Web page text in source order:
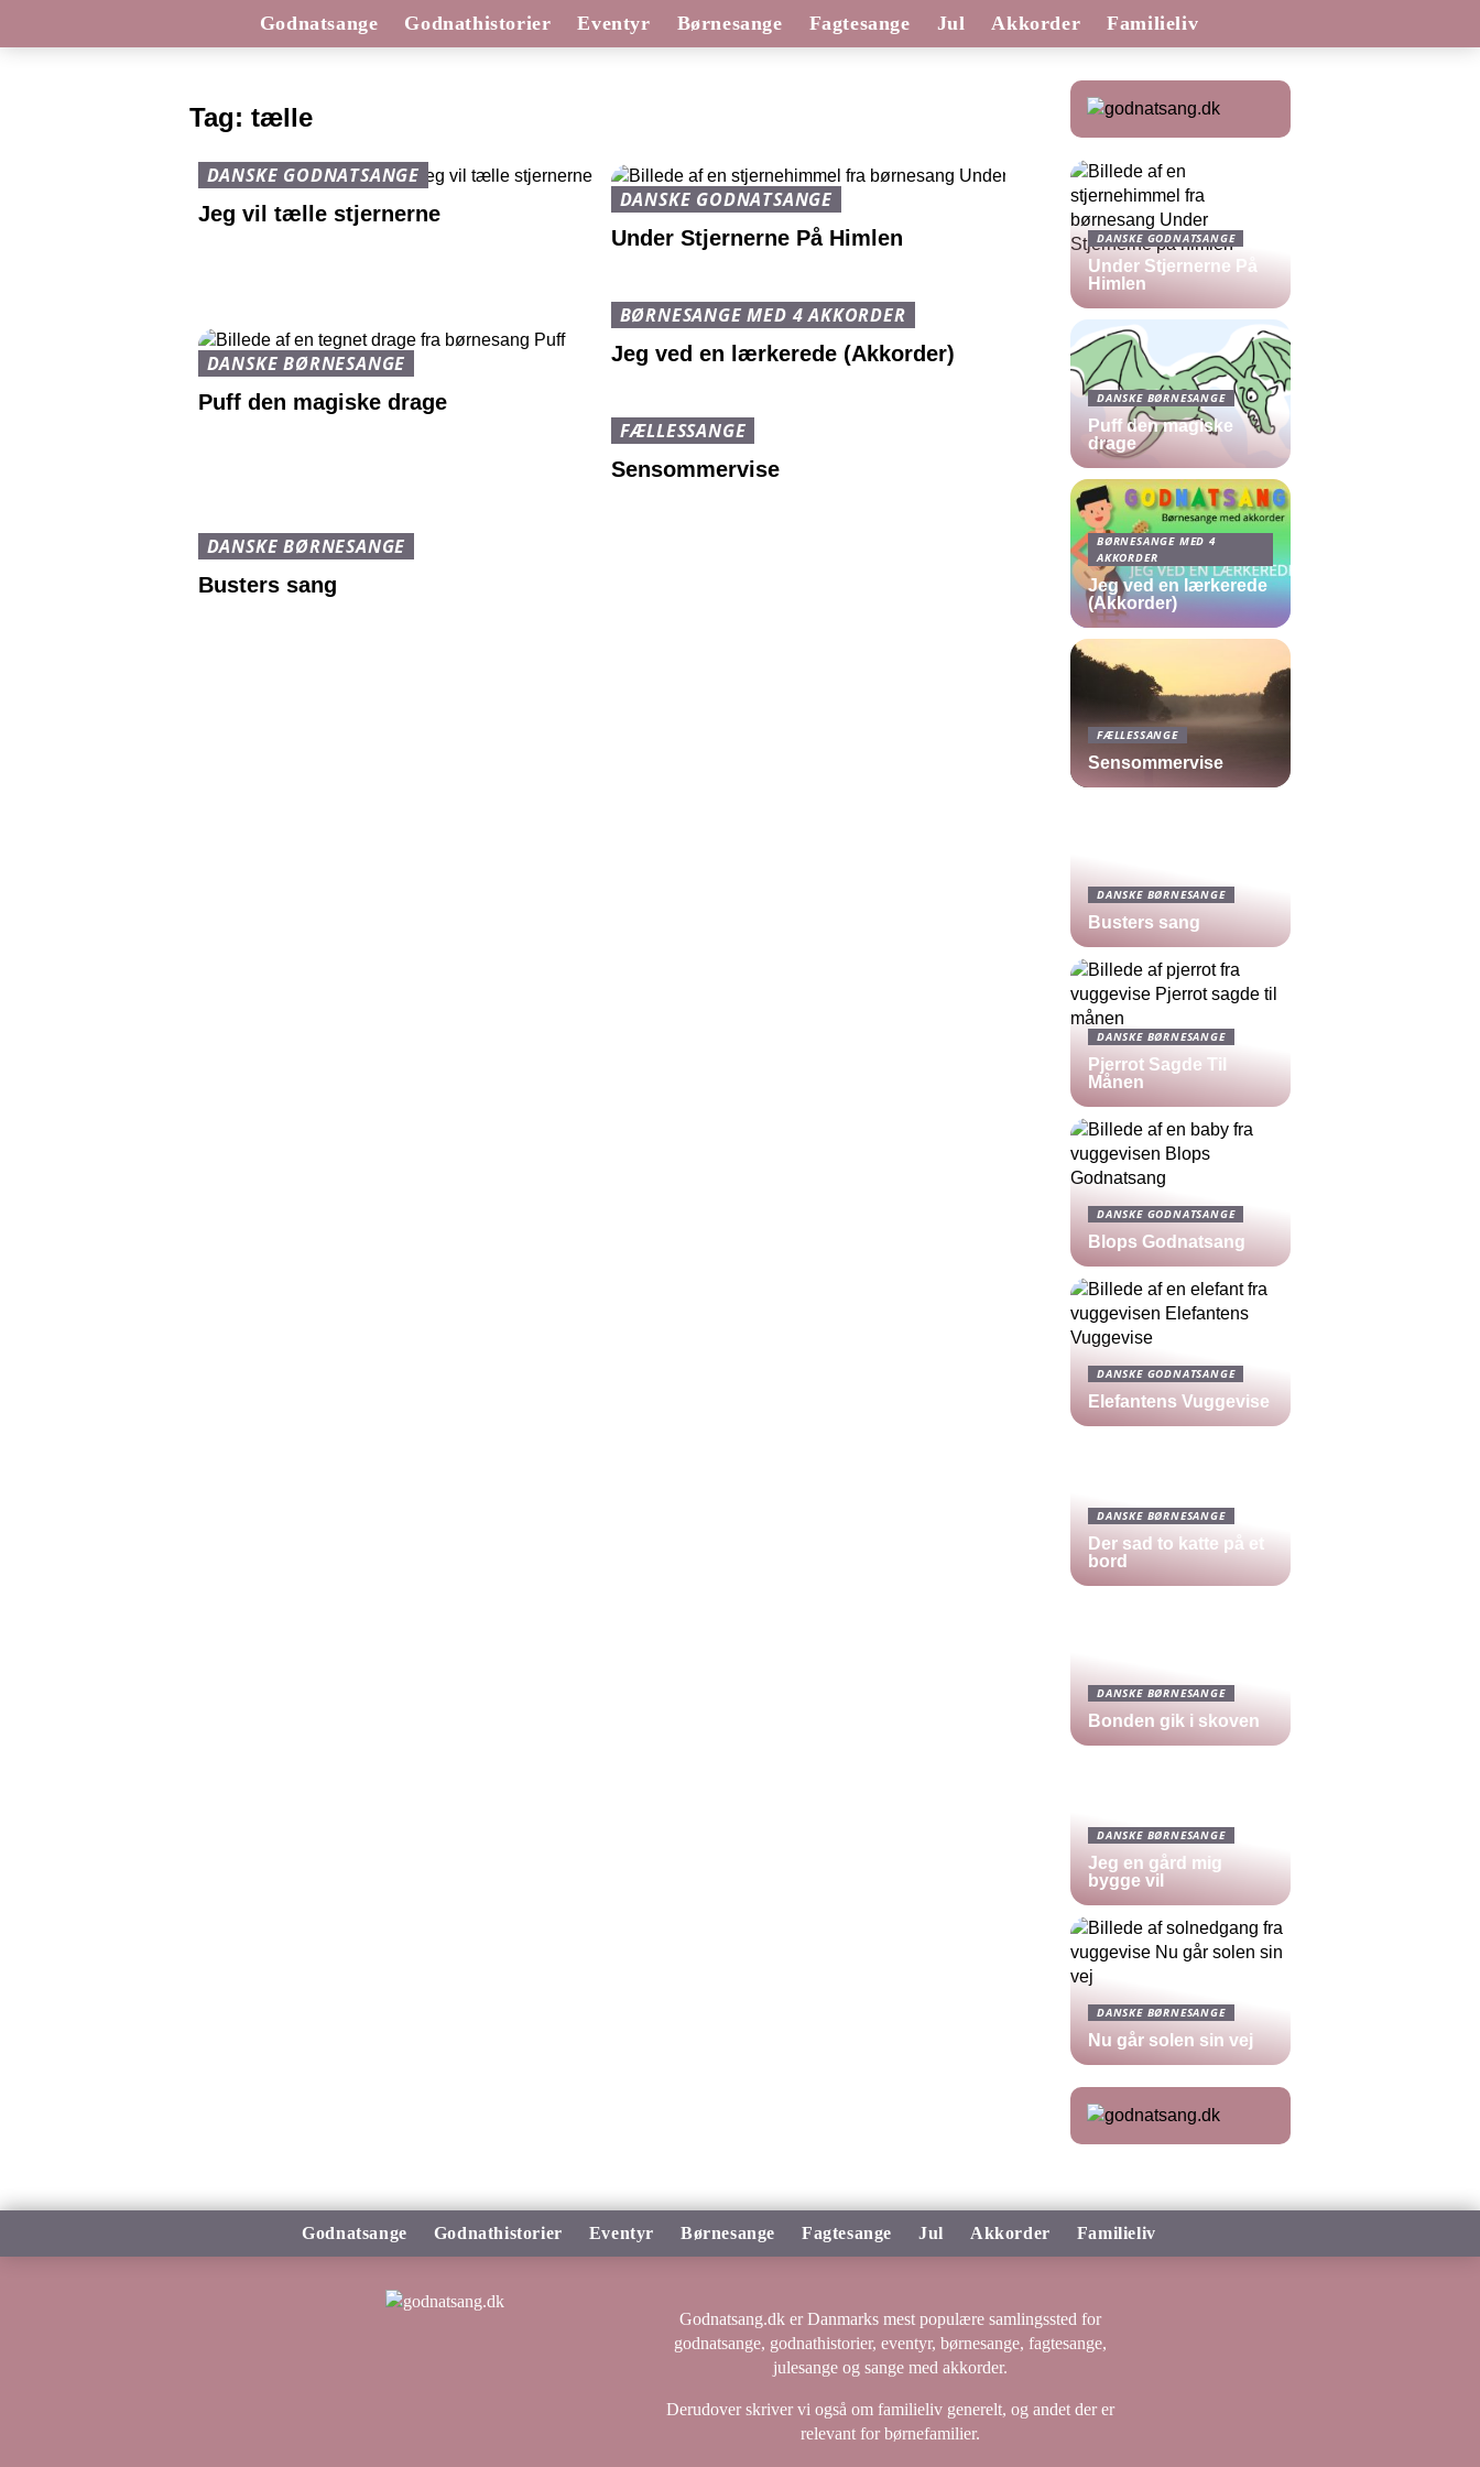
Godnatsange Godnathistorier Eventyr Børnesange Fagtesange Jul Akkorder Familieliv
Tag: tælle
DANSKE GODNATSANGE
Jeg vil tælle stjernerne
DANSKE GODNATSANGE
Under Stjernerne På Himlen
DANSKE BØRNESANGE
Puff den magiske drage
BØRNESANGE MED 4 AKKORDER
Jeg ved en lærkerede (Akkorder)
FÆLLESSANGE
Sensommervise
DANSKE BØRNESANGE
Busters sang
DANSKE GODNATSANGE
Under Stjernerne På
Himlen
DANSKE BØRNESANGE
Puff den magiske
drage
BØRNESANGE MED 4
AKKORDER
Jeg ved en lærkerede
(Akkorder)
FÆLLESSANGE
Sensommervise
DANSKE BØRNESANGE
Busters sang
DANSKE BØRNESANGE
Pjerrot Sagde Til
Månen
DANSKE GODNATSANGE
Blops Godnatsang
DANSKE GODNATSANGE
Elefantens Vuggevise
DANSKE BØRNESANGE
Der sad to katte på et
bord
DANSKE BØRNESANGE
Bonden gik i skoven
DANSKE BØRNESANGE
Jeg en gård mig
bygge vil
DANSKE BØRNESANGE
Nu går solen sin vej
Godnatsange Godnathistorier Eventyr Børnesange Fagtesange Jul Akkorder Familieliv
Godnatsang.dk er Danmarks mest populære samlingssted for
godnatsange, godnathistorier, eventyr, børnesange, fagtesange,
julesange og sange med akkorder.
Derudover skriver vi også om familieliv generelt, og andet der er
relevant for børnefamilier.